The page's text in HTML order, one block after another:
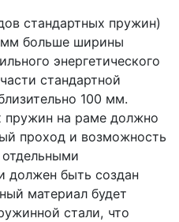
стандартных пружин)
больше ширины
энергетического
стандартной
100 мм.
пружин на раме должно
проход и возможность
должен быть создан
материал будет
стали, что